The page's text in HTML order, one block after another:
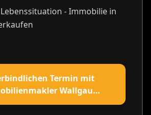
- Immobilie in
Termin mit
Wallgau
vereinbaren